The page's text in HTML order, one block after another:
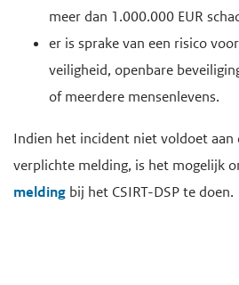
meer dan 1.000.000 EUR
er is sprake van een risico
veiligheid, openbare
of meerdere mensenlevens.
Indien het incident niet voldoet aan
verplichte melding, is het mogelijk
melding bij het CSIRT-DSP te doen.